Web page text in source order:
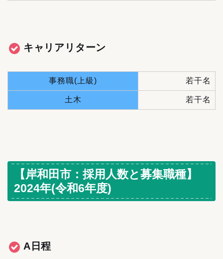
キャリアリターン
事務職(上級) 若干名
土木 若干名
【岸和田市：採用人数と募集職種】
2024年(令和6年度)
A日程